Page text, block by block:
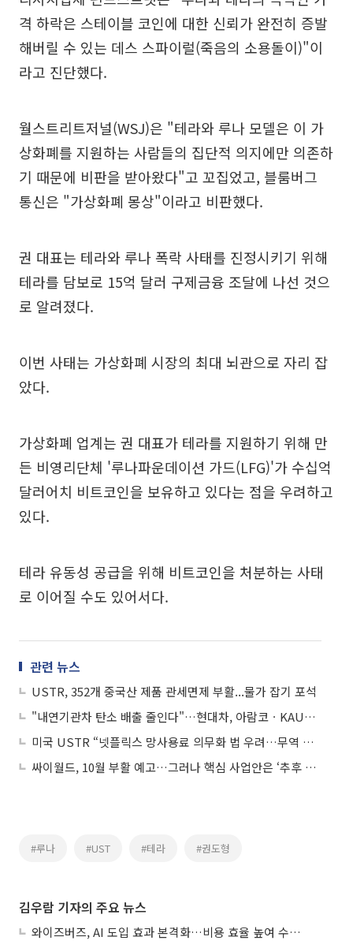
격 하락은 스테이블 코인에 대한 신뢰가 완전히 증발
해버릴 수 있는 데스 스파이럴(죽음의 소용돌이)"이
라고 진단했다.
월스트리트저널(WSJ)은 "테라와 루나 모델은 이 가
상화폐를 지원하는 사람들의 집단적 의지에만 의존하
기 때문에 비판을 받아왔다"고 꼬집었고, 블룸버그
통신은 "가상화폐 몽상"이라고 비판했다.
권 대표는 테라와 루나 폭락 사태를 진정시키기 위해
테라를 담보로 15억 달러 구제금융 조달에 나선 것으
로 알려졌다.
이번 사태는 가상화폐 시장의 최대 뇌관으로 자리 잡
았다.
가상화폐 업계는 권 대표가 테라를 지원하기 위해 만
든 비영리단체 '루나파운데이션 가드(LFG)'가 수십억
달러어치 비트코인을 보유하고 있다는 점을 우려하고
있다.
테라 유동성 공급을 위해 비트코인을 처분하는 사태
로 이어질 수도 있어서다.
관련 뉴스
USTR, 352개 중국산 제품 관세면제 부활...물가 잡기 포석
"내연기관차 탄소 배출 줄인다"…현대차, 아람코ㆍKAUST와 공동 연구
미국 USTR “넷플릭스 망사용료 의무화 법 우려…무역 장벽 가능성”
싸이월드, 10월 부활 예고…그러나 핵심 사업안은 ‘추후 공개’
#루나 #UST #테라 #권도형
김우람 기자의 주요 뉴스
와이즈버즈, AI 도입 효과 본격화…비용 효율 높여 수익성 개선